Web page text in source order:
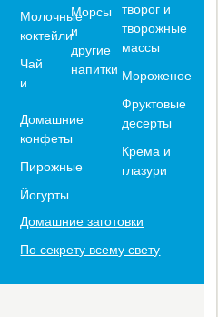
Молочные
коктейли
Чай
и
Морсы
и
другие
напитки
Домашние
конфеты
Пирожные
Йогурты
творог и
творожные
массы
Мороженое
Фруктовые
десерты
Крема и
глазури
Домашние заготовки
По секрету всему свету